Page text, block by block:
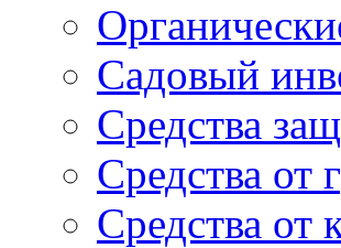
Садовый
Средства
Средства от
Средства от